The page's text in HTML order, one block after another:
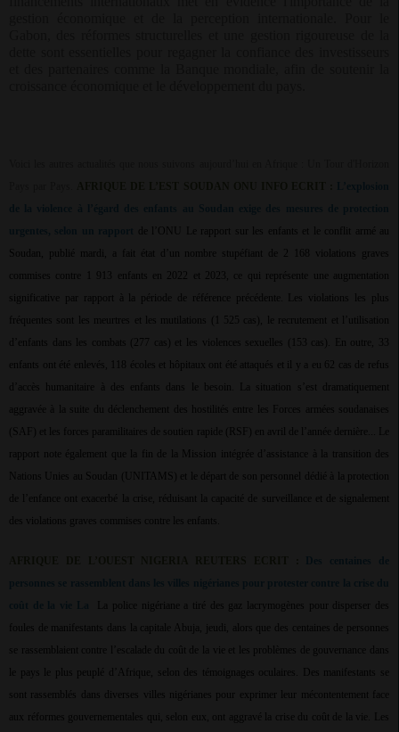
de l’ONU Le rapport sur les enfants et le conflit armé au
Soudan, publié mardi, a fait état d’un nombre stupéfiant de 2 168 violations graves
commises contre 1 913 enfants en 2022 et 2023, ce qui représente une augmentation
significative par rapport à la période de référence précédente. Les violations les plus
fréquentes sont les meurtres et les mutilations (1 525 cas), le recrutement et l’utilisation
d’enfants dans les combats (277 cas) et les violences sexuelles (153 cas). En outre, 33
enfants ont été enlevés, 118 écoles et hôpitaux ont été attaqués et il y a eu 62 cas de refus
d’accès humanitaire à des enfants dans le besoin. La situation s’est dramatiquement
aggravée à la suite du déclenchement des hostilités entre les Forces armées soudanaises
(SAF) et les forces paramilitaires de soutien rapide (RSF) en avril de l’année dernière... Le
rapport note également que la fin de la Mission intégrée d’assistance à la transition des
Nations Unies au Soudan (UNITAMS) et le départ de son personnel dédié à la protection
de l’enfance ont exacerbé la crise, réduisant la capacité de surveillance et de signalement
des violations graves commises contre les enfants.
La police nigériane a tiré des gaz lacrymogènes pour disperser des
foules de manifestants dans la capitale Abuja, jeudi, alors que des centaines de personnes
se rassemblaient contre l’escalade du coût de la vie et les problèmes de gouvernance dans
le pays le plus peuplé d’Afrique, selon des témoignages oculaires. Des manifestants se
sont rassemblés dans diverses villes nigérianes pour exprimer leur mécontentement face
aux réformes gouvernementales qui, selon eux, ont aggravé la crise du coût de la vie. Les